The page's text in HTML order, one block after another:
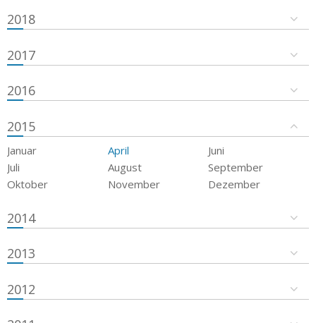
2018
2017
2016
2015
Januar April
Juni
Juli
August
September
Oktober
November Dezember
2014
2013
2012